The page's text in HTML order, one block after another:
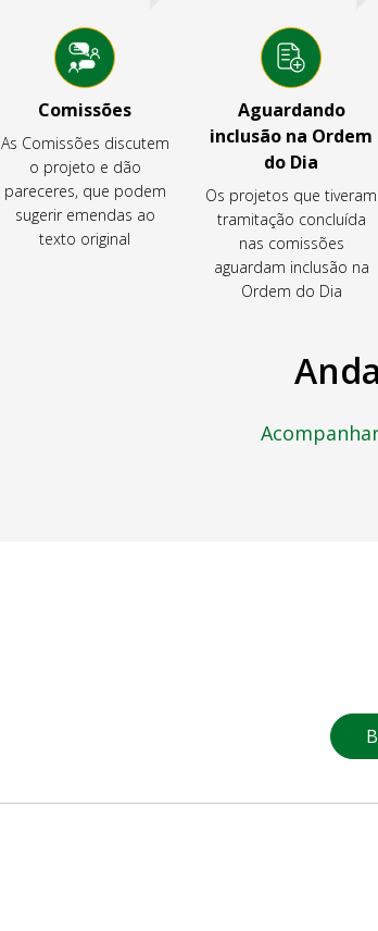
Comissões
As Comissões discutem
o projeto e dão
pareceres, que podem
sugerir emendas ao
texto original
Aguardando
inclusão na Ordem
do Dia
Os projetos que tiveram
tramitação concluída
nas comissões
aguardam inclusão na
Ordem do Dia